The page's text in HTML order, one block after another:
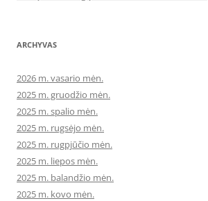
ARCHYVAS
2026 m. vasario mėn.
2025 m. gruodžio mėn.
2025 m. spalio mėn.
2025 m. rugsėjo mėn.
2025 m. rugpjūčio mėn.
2025 m. liepos mėn.
2025 m. balandžio mėn.
2025 m. kovo mėn.